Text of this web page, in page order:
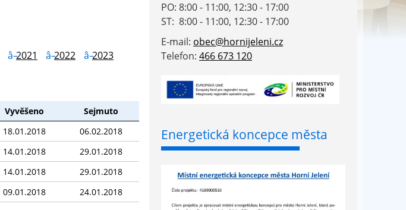
2021 2022
2023
Vyvěšeno
Sejmuto
18.01.2018
06.02.2018
14.01.2018
29.01.2018
14.01.2018
29.01.2018
09.01.2018 24.01.2018
PO: 8:00 - 11:00, 12:30 - 17:00
ST: 8:00 - 11:00, 12:30 - 17:00
E-mail: obec@hornijeleni.cz
Telefon: 466 673 120
Energetická koncepce města